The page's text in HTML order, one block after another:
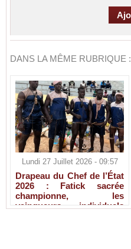
DANS LA MÊME RUBRIQUE :
Lundi 27 Juillet 2026 - 09:57
Drapeau du Chef de l’État
2026 : Fatick sacrée
championne, les
vainqueurs individuels